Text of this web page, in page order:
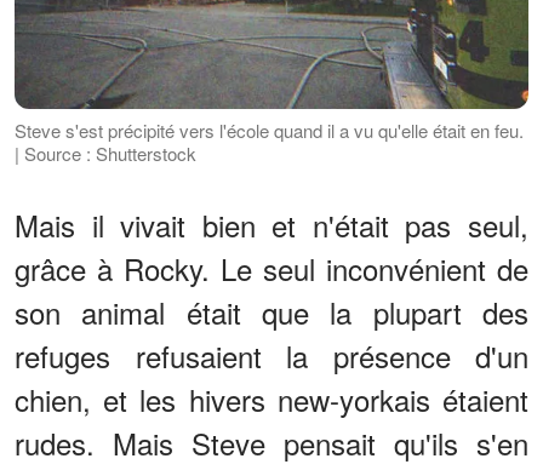
Steve s'est précipité vers l'école quand il a vu qu'elle était en feu.
| Source : Shutterstock
Mais il vivait bien et n'était pas seul,
grâce à Rocky. Le seul inconvénient de
son animal était que la plupart des
refuges refusaient la présence d'un
chien, et les hivers new-yorkais étaient
rudes. Mais Steve pensait qu'ils s'en